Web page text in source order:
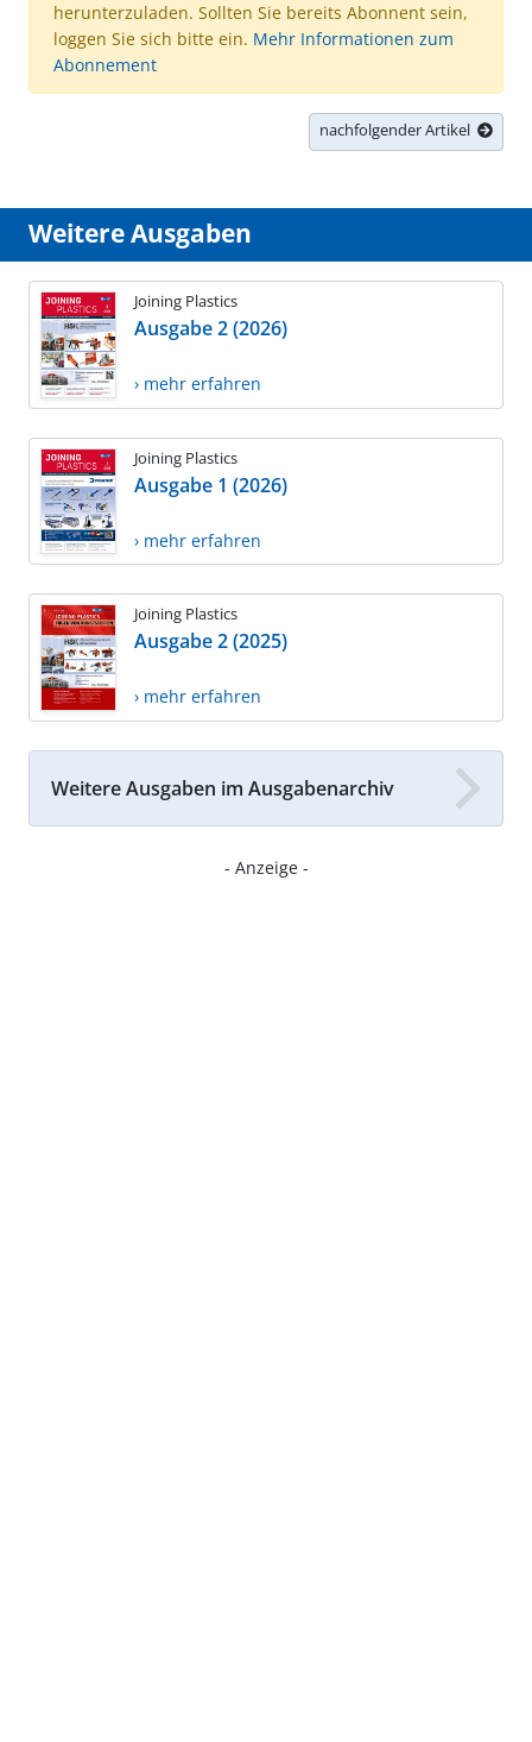
herunterzuladen. Sollten Sie bereits Abonnent sein,
loggen Sie sich bitte ein. Mehr Informationen zum
Abonnement
nachfolgender Artikel
Weitere Ausgaben
Joining Plastics
Ausgabe 2 (2026)
› mehr erfahren
Joining Plastics
Ausgabe 1 (2026)
› mehr erfahren
Joining Plastics
Ausgabe 2 (2025)
› mehr erfahren
Weitere Ausgaben im Ausgabenarchiv
- Anzeige -